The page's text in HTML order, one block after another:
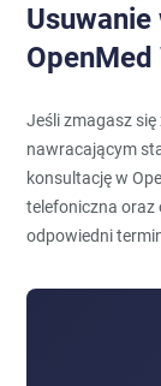
OpenMed
Jeśli zmagasz
nawracającym
konsultację w
telefoniczna oraz
odpowiedni